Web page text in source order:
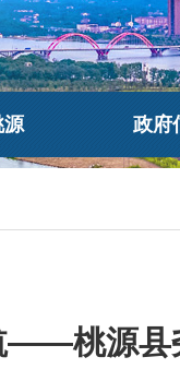
源 政府
——桃源县